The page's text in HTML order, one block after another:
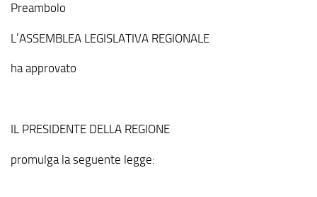
Preambolo
L’ASSEMBLEA LEGISLATIVA REGIONALE
ha approvato
IL PRESIDENTE DELLA REGIONE
promulga la seguente legge: